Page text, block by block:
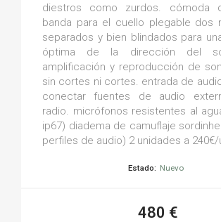
diestros como zurdos. cómoda
banda para el cuello plegable dos
separados y bien blindados para
óptima de la dirección del
amplificación y reproducción de
sin cortes ni cortes. entrada de
conectar fuentes de audio
radio. micrófonos resistentes al
ip67) diadema de camuflaje
perfiles de audio) 2 unidades a 240€/
Estado: Nuevo
480 €